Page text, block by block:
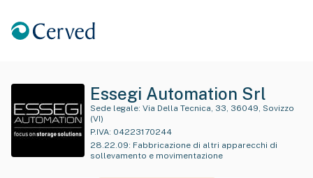
Essegi Automation Srl
Sede legale:
(VI)
P.IVA: 04223170244
28.22.09: Fabbricazione di altri apparecchi di
sollevamento e movimentazione